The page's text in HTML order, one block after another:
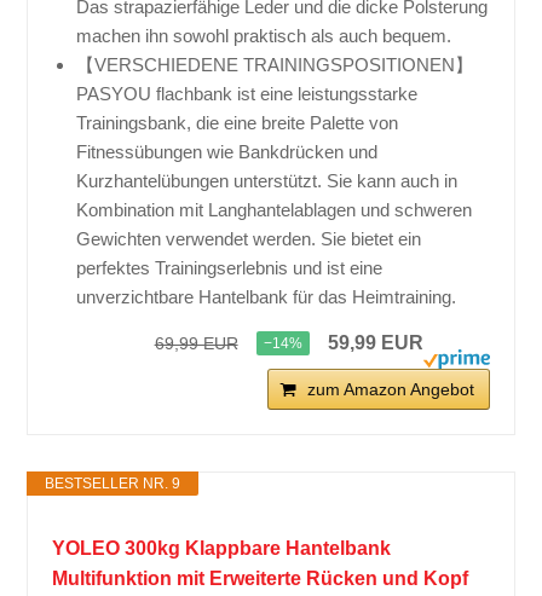
Das strapazierfähige Leder und die dicke Polsterung
machen ihn sowohl praktisch als auch bequem.
【VERSCHIEDENE TRAININGSPOSITIONEN】
PASYOU flachbank ist eine leistungsstarke
Trainingsbank, die eine breite Palette von
Fitnessübungen wie Bankdrücken und
Kurzhantelübungen unterstützt. Sie kann auch in
Kombination mit Langhantelablagen und schweren
Gewichten verwendet werden. Sie bietet ein
perfektes Trainingserlebnis und ist eine
unverzichtbare Hantelbank für das Heimtraining.
69,99 EUR −14% 59,99 EUR
zum Amazon Angebot
BESTSELLER NR. 9
YOLEO 300kg Klappbare Hantelbank
Multifunktion mit Erweiterte Rücken und Kopf